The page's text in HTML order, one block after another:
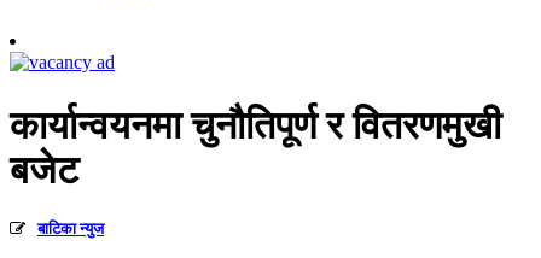
कार्यान्वयनमा चुनौतिपूर्ण र वितरणमुखी
बजेट
बाटिका न्युज